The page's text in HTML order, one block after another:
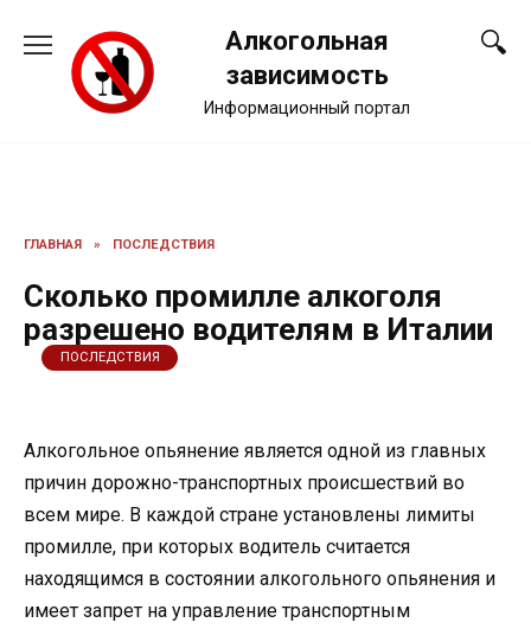
содержанию
Алкогольная
зависимость
Информационный портал
ГЛАВНАЯ » ПОСЛЕДСТВИЯ
Сколько промилле алкоголя
разрешено водителям в Италии
ПОСЛЕДСТВИЯ
Алкогольное опьянение является одной из главных
причин дорожно-транспортных происшествий во
всем мире. В каждой стране установлены лимиты
промилле, при которых водитель считается
находящимся в состоянии алкогольного опьянения и
имеет запрет на управление транспортным